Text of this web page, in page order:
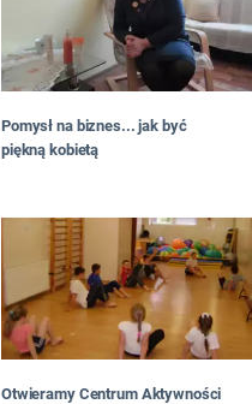
Pomysł na biznes... jak być
piękną kobietą
Otwieramy Centrum Aktywności